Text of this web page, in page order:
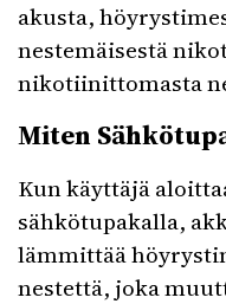
akusta,
nestemäisestä
nikotiinittomasta
Miten
Kun käyttäjä
sähkötupakalla,
lämmittää
nestettä, joka